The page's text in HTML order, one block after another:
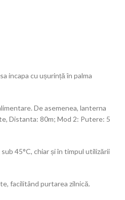
incapa cu ușurință în palma
De asemenea, lanterna
Distanta: 80m; Mod 2: Putere: 5
45°C, chiar și în timpul utilizării
facilitând purtarea zilnică.